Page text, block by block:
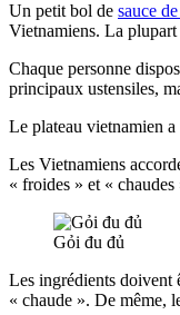
Un petit bol de sauce
Vietnamiens. La plupart
Chaque personne
principaux ustensiles,
Le plateau vietnamien a
Les Vietnamiens
« froides » et «
Gỏi đu đủ
Les ingrédients doivent
« chaude ». De même,